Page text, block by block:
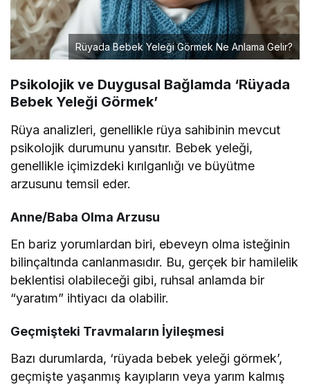
Rüyada Bebek Yeleği Görmek Ne Anlama Gelir?
Psikolojik ve Duygusal Bağlamda ‘Rüyada
Bebek Yeleği Görmek’
Rüya analizleri, genellikle rüya sahibinin mevcut
psikolojik durumunu yansıtır. Bebek yeleği,
genellikle içimizdeki kırılganlığı ve büyütme
arzusunu temsil eder.
Anne/Baba Olma Arzusu
En bariz yorumlardan biri, ebeveyn olma isteğinin
bilinçaltında canlanmasıdır. Bu, gerçek bir hamilelik
beklentisi olabileceği gibi, ruhsal anlamda bir
“yaratım” ihtiyacı da olabilir.
Geçmişteki Travmaların İyileşmesi
Bazı durumlarda, ‘rüyada bebek yeleği görmek’,
geçmişte yaşanmış kayıpların veya yarım kalmış